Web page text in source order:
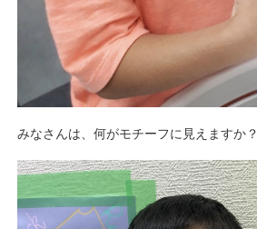
みなさんは、何がモチーフに見えますか？